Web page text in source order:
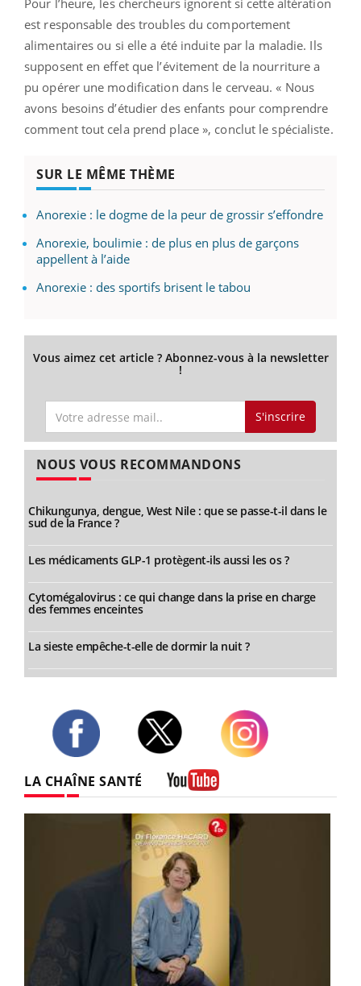
Pour l’heure, les chercheurs ignorent si cette altération
est responsable des troubles du comportement
alimentaires ou si elle a été induite par la maladie. Ils
supposent en effet que l’évitement de la nourriture a
pu opérer une modification dans le cerveau. « Nous
avons besoins d’étudier des enfants pour comprendre
comment tout cela prend place », conclut le spécialiste.
SUR LE MÊME THÈME
Anorexie : le dogme de la peur de grossir s’effondre
Anorexie, boulimie : de plus en plus de garçons
appellent à l’aide
Anorexie : des sportifs brisent le tabou
Vous aimez cet article ? Abonnez-vous à la newsletter
!
S'inscrire
NOUS VOUS RECOMMANDONS
Chikungunya, dengue, West Nile : que se passe-t-il dans le
sud de la France ?
Les médicaments GLP-1 protègent-ils aussi les os ?
Cytomégalovirus : ce qui change dans la prise en charge
des femmes enceintes
La sieste empêche-t-elle de dormir la nuit ?
LA CHAÎNE SANTÉ